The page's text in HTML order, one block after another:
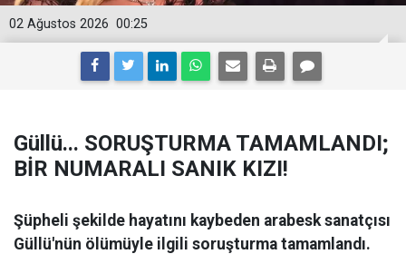
00:25
02 Ağustos 2026
Güllü... SORUŞTURMA TAMAMLANDI;
BİR NUMARALI SANIK KIZI!
Şüpheli şekilde hayatını kaybeden arabesk sanatçısı
Güllü'nün ölümüyle ilgili soruşturma tamamlandı.